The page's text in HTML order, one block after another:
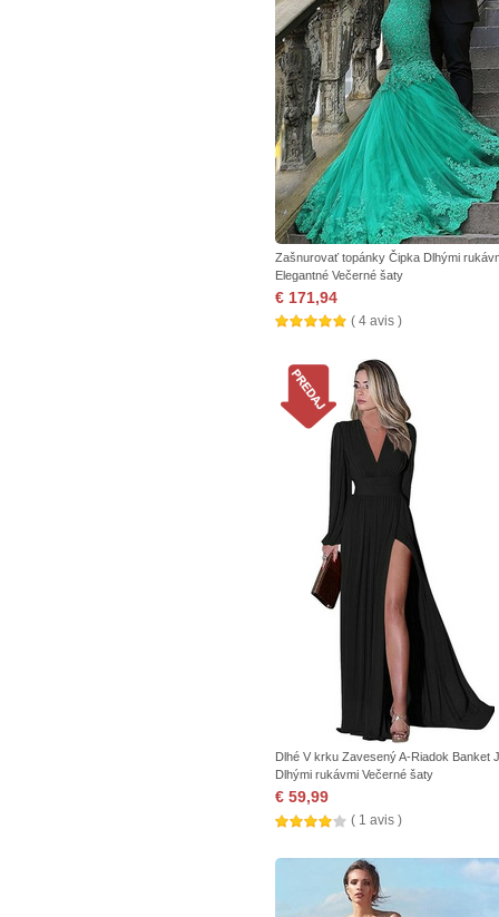
Zašnurovať topánky Čipka Dlhými
Elegantné Večerné šaty
€ 171,94
( 4 avis )
Dlhé V krku Zavesený A-Riadok Banket
Dlhými rukávmi Večerné šaty
€ 59,99
( 1 avis )